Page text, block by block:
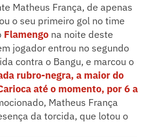
Matheus França, de apenas
o seu primeiro gol no time
Flamengo na noite deste
jogador entrou no segundo
contra o Bangu, e marcou o
rubro-negra, a maior do
até o momento, por 6 a
Matheus França
da torcida, que lotou o